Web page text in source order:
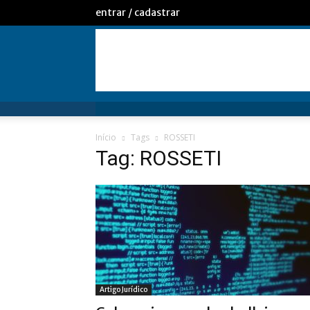
entrar / cadastrar
Início Tags ROSSETI
Tag: ROSSETI
Artigo Jurídico